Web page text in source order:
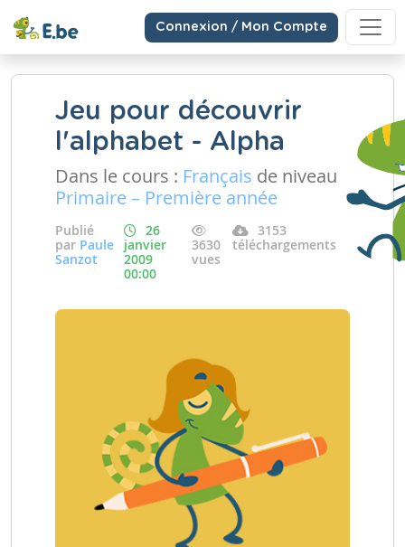
Connexion / Mon Compte
Jeu pour découvrir
l'alphabet - Alpha
Dans le cours : Français de niveau
Primaire – Première année
Publié
par Paule
Sanzot
26
janvier
2009
00:00
3630
vues
3153
téléchargements